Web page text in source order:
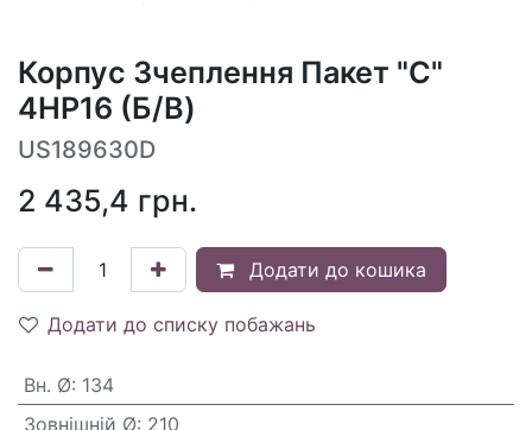
Корпус Зчеплення Пакет "C"
4HP16 (Б/В)
US189630D
2 435,4 грн.
Додати до кошика
Додати до списку побажань
Вн. Ø: 134
Зовнішній Ø: 210